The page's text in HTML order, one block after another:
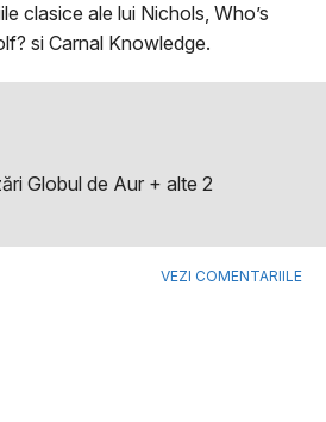
clasice ale lui Nichols, Who’s
si Carnal Knowledge.
Globul de Aur + alte 2
VEZI COMENTARIILE